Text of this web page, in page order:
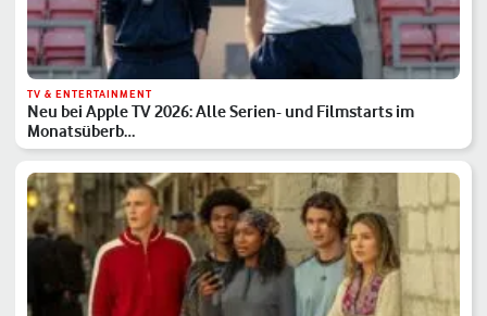
TV & ENTERTAINMENT
Neu bei Apple TV 2026: Alle Serien- und Filmstarts im
Monatsüberb…